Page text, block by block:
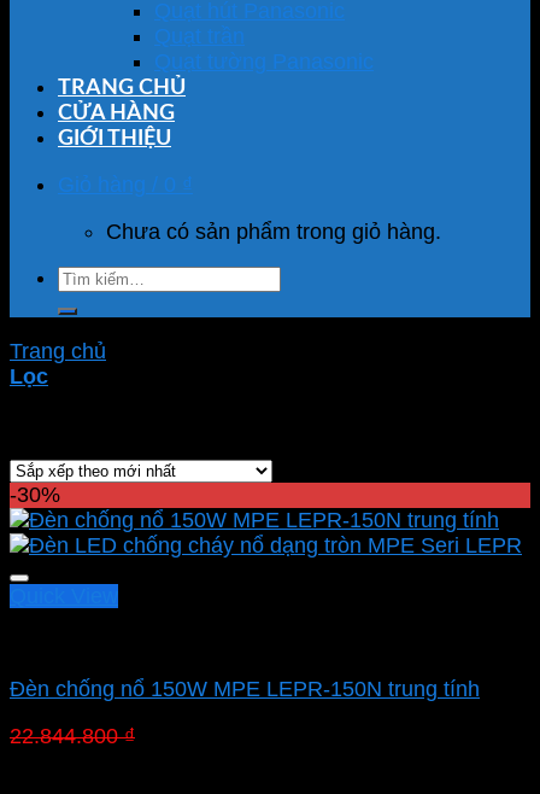
Quạt hút Panasonic
Quạt trần
Quạt tường Panasonic
TRANG CHỦ
CỬA HÀNG
GIỚI THIỆU
Giỏ hàng / 0 ₫
Chưa có sản phẩm trong giỏ hàng.
Tìm
kiếm:
Trang chủ
Lọc
-30%
Đèn chống nổ 150W MPE LEPR-150N trung tính
22.844.800₫